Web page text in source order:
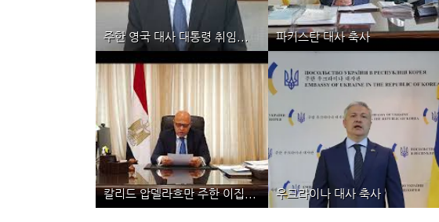
주한 영국 대사 대통령 취임...
통일사업
주한 영국 대사 대통령 취임...
파키스탄 대사 축사
파키스탄 대사 축사
칼리드 압델라흐만 주한 이집... 우크라이나 대사 축사